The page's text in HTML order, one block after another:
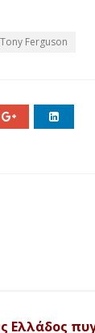
Tony Ferguson
Ελλάδος